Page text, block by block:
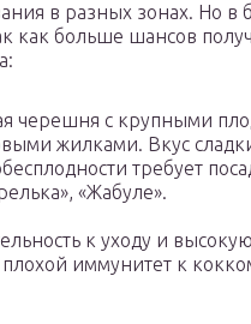
в разных зонах. Но в
как больше шансов
черешня с крупными
жилками. Вкус
требует
«Жабуле».
к уходу и
иммунитет к